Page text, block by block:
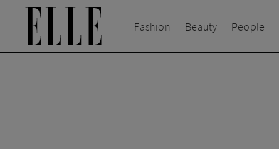
Fashion Beauty People